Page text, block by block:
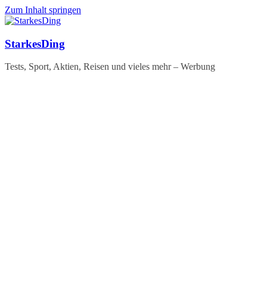
Zum Inhalt springen
StarkesDing
Tests, Sport, Aktien, Reisen und vieles mehr – Werbung